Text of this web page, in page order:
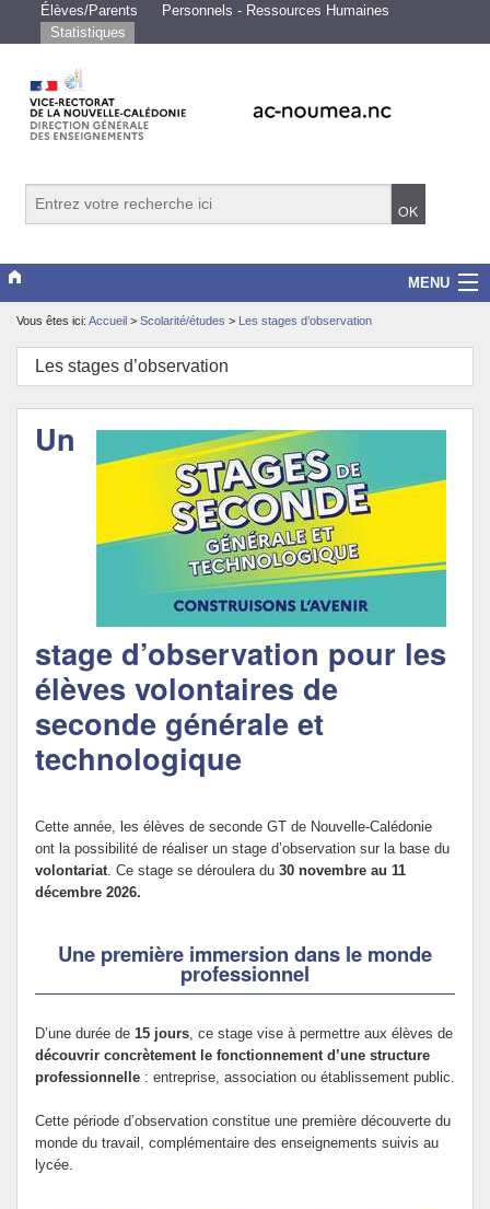
Élèves/Parents
Personnels - Ressources Humaines
Statistiques
MENU
Vice-rectorat
Scolarité/études
Enseignements
Vous êtes ici: Accueil > Scolarité/études > Les stages d’observation
Les stages d’observation
Un
stage d’observation pour les
élèves volontaires de
seconde générale et
technologique
Cette année, les élèves de seconde GT de Nouvelle-Calédonie
ont la possibilité de réaliser un stage d’observation sur la base du
volontariat. Ce stage se déroulera du 30 novembre au 11
décembre 2026.
Une première immersion dans le monde
professionnel
D’une durée de 15 jours, ce stage vise à permettre aux élèves de
découvrir concrètement le fonctionnement d’une structure
professionnelle : entreprise, association ou établissement public.
Cette période d’observation constitue une première découverte du
monde du travail, complémentaire des enseignements suivis au
lycée.